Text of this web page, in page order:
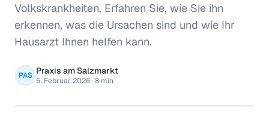
Volkskrankheiten. Erfahren Sie, wie Sie ihn
erkennen, was die Ursachen sind und wie Ihr
Hausarzt Ihnen helfen kann.
PAS Praxis am Salzmarkt
5. Februar 2026·8 min